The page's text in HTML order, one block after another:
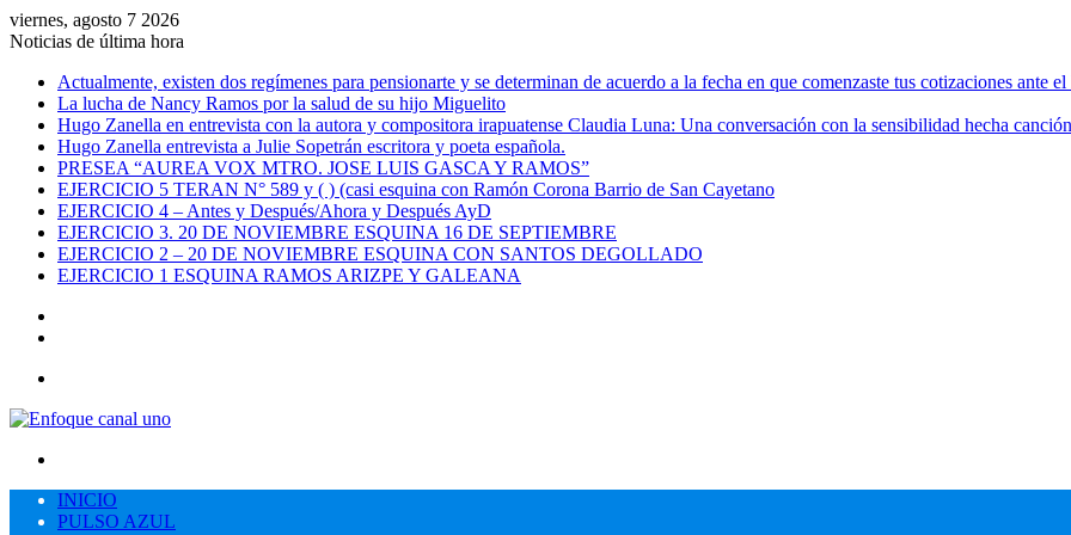
viernes, agosto 7 2026
Noticias de última hora
Actualmente, existen dos regímenes para pensionarte y se determinan de acuerdo a la fecha en que comenzaste tus cotizaciones ante
La lucha de Nancy Ramos por la salud de su hijo Miguelito
Hugo Zanella en entrevista con la autora y compositora irapuatense Claudia Luna: Una conversación con la sensibilidad hecha canción
Hugo Zanella entrevista a Julie Sopetrán escritora y poeta española.
PRESEA “AUREA VOX MTRO. JOSE LUIS GASCA Y RAMOS”
EJERCICIO 5 TERAN N° 589 y ( ) (casi esquina con Ramón Corona Barrio de San Cayetano
EJERCICIO 4 – Antes y Después/Ahora y Después AyD
EJERCICIO 3. 20 DE NOVIEMBRE ESQUINA 16 DE SEPTIEMBRE
EJERCICIO 2 – 20 DE NOVIEMBRE ESQUINA CON SANTOS DEGOLLADO
EJERCICIO 1 ESQUINA RAMOS ARIZPE Y GALEANA
INICIO
PULSO AZUL